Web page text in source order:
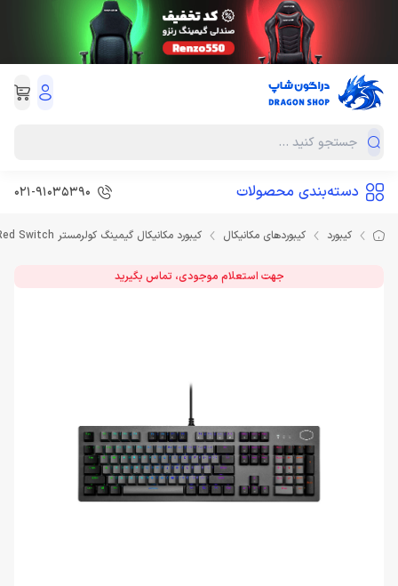
دسته‌بندی محصولات 021-91035390
کیبورد کیبوردهای مکانیکال کیبورد مکانیکال گیمینگ کولرمستر Keyboard Cooler Master CK352 Red Switch
جهت استعلام موجودی، تماس بگیرید